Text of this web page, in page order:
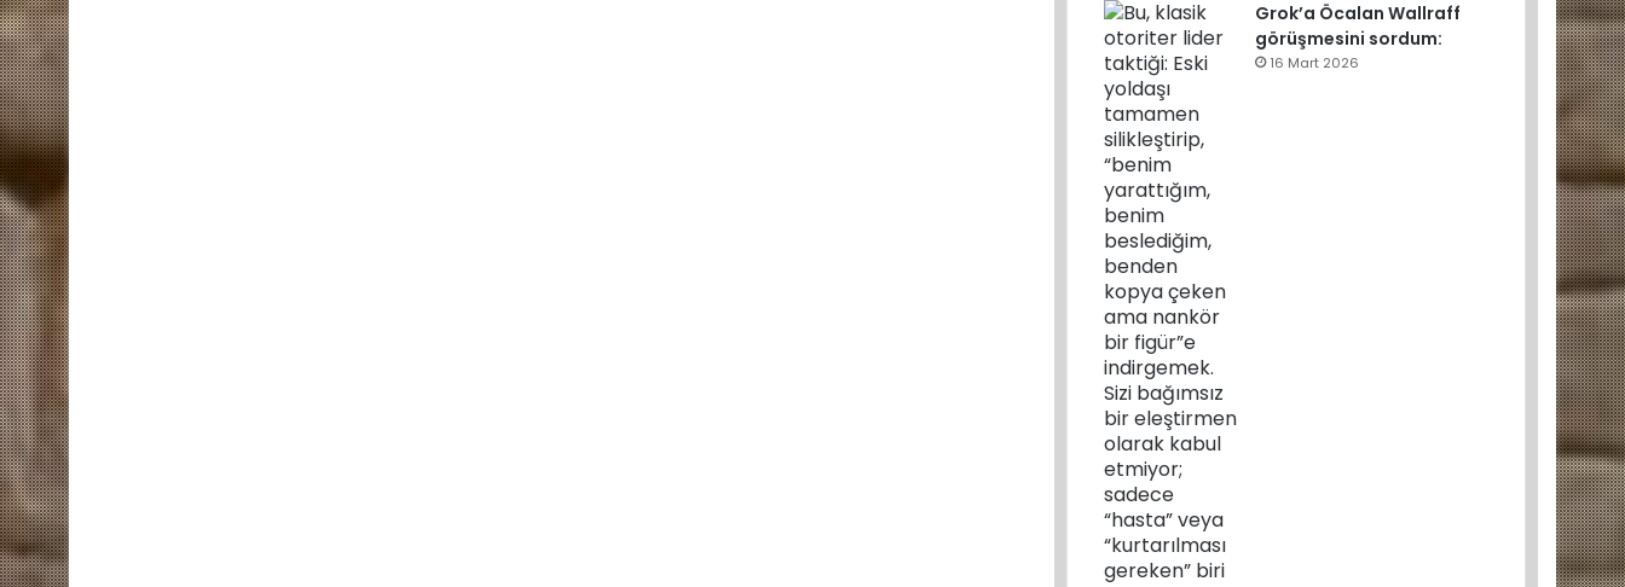
Grok’a Öcalan Wallraff
görüşmesini sordum:
16 Mart 2026